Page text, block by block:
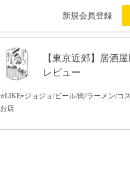
新規会員登録
【東京近郊】居酒
レビュー
⭐️LIKE⇨ジョジョ/ビール/肉/ラーメン/コ
お店